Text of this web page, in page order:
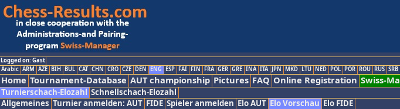
Logged on: Gast
Arabic ARM AZE BIH BUL CAT CHN CRO CZE DEN ENG ESP FAI FIN FRA GER GRE INA ITA JPN MKD LTU NED POL POR ROU RUS SRB
Home Tournament-Database AUT championship Pictures FAQ Online Registration Swiss-
Turnierschach-Elozahl Schnellschach-Elozahl
Allgemeines Turnier anmelden: AUT FIDE Spieler anmelden Elo AUT Elo Vorschau Elo FIDE